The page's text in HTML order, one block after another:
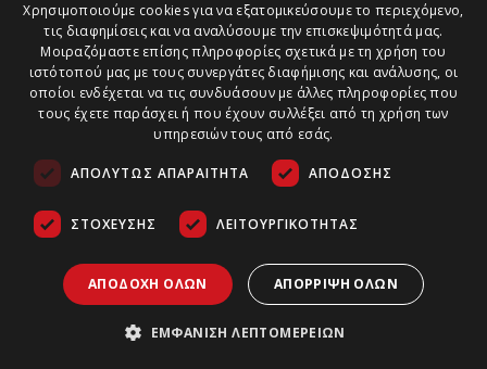
Χρησιμοποιούμε cookies για να εξατομικεύσουμε το περιεχόμενο,
τις διαφημίσεις και να αναλύσουμε την επισκεψιμότητά μας.
Μοιραζόμαστε επίσης πληροφορίες σχετικά με τη χρήση του
ιστότοπού μας με τους συνεργάτες διαφήμισης και ανάλυσης, οι
οποίοι ενδέχεται να τις συνδυάσουν με άλλες πληροφορίες που
τους έχετε παράσχει ή που έχουν συλλέξει από τη χρήση των
υπηρεσιών τους από εσάς.
ΑΠΟΛΎΤΩΣ ΑΠΑΡΑΊΤΗΤΑ ΑΠΌΔΟΣΗΣ
ΣΤΌΧΕΥΣΗΣ ΛΕΙΤΟΥΡΓΙΚΌΤΗΤΑΣ
ΑΠΟΔΟΧΉ ΌΛΩΝ ΑΠΌΡΡΙΨΗ ΌΛΩΝ
ΕΜΦΆΝΙΣΗ ΛΕΠΤΟΜΕΡΕΙΏΝ